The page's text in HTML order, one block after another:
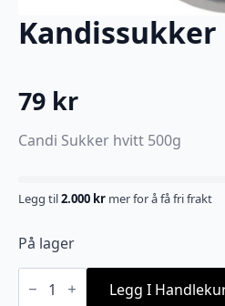
Kandissukker
79 kr
Candi Sukker hvitt 500g
Legg til2.000 kr mer for å få fri frakt
På lager
Kandissukker
hvit Legg I